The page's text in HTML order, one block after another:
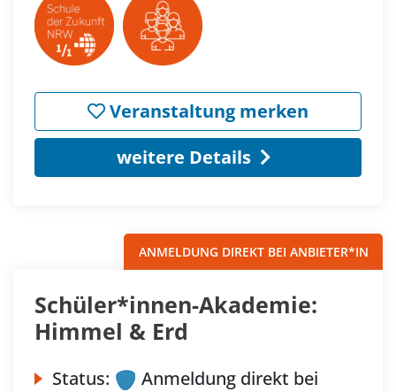
Veranstaltung merken
weitere Details
ANMELDUNG DIREKT BEI ANBIETER*IN
Schüler*innen-Akademie:
Himmel & Erd
Status:
Anmeldung direkt bei